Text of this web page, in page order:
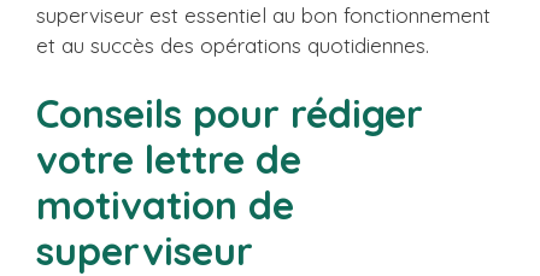
superviseur est essentiel au bon fonctionnement
et au succès des opérations quotidiennes.
Conseils pour rédiger
votre lettre de
motivation de
superviseur